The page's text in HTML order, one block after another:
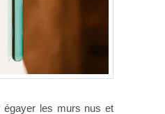
égayer les murs nus et